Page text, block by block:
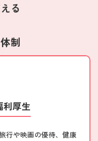
る
制
利厚生
行や映画の優待、健康